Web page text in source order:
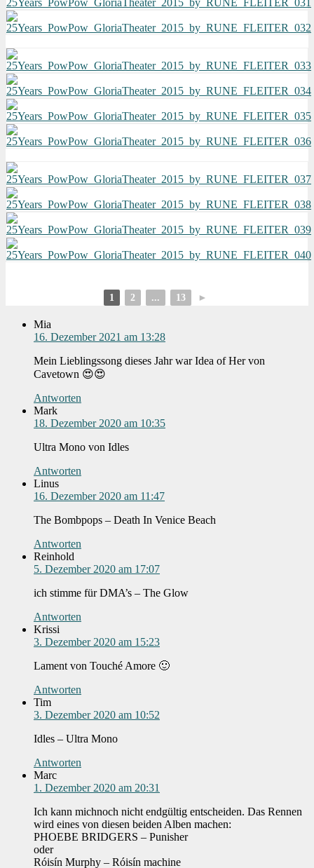
1 2 ... 13 ►
Mia
16. Dezember 2021 am 13:28
Mein Lieblingssong dieses Jahr war Idea of Her von
Cavetown 😍😍
Antworten
Mark
18. Dezember 2020 am 10:35
Ultra Mono von Idles
Antworten
Linus
16. Dezember 2020 am 11:47
The Bombpops – Death In Venice Beach
Antworten
Reinhold
5. Dezember 2020 am 17:07
ich stimme für DMA’s – The Glow
Antworten
Krissi
3. Dezember 2020 am 15:23
Lament von Touché Amore 🙂
Antworten
Tim
3. Dezember 2020 am 10:52
Idles – Ultra Mono
Antworten
Marc
1. Dezember 2020 am 20:31
Ich kann michnoch nicht endgültig entscheiden. Das Rennen
wird eines von diesen beiden Alben machen:
PHOEBE BRIDGERS – Punisher
oder
Róisín Murphy – Róisín machine